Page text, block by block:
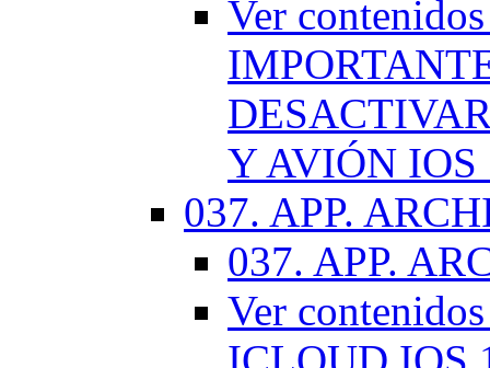
Ver
Y AVIÓN IOS
037. APP.
037. APP.
Ver